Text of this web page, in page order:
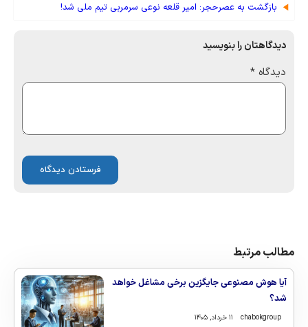
بازگشت به عصرحجر: امیر قلعه نوعی سرمربی تیم ملی شد!
دیدگاهتان را بنویسید
دیدگاه *
مطالب مرتبط
آیا هوش مصنوعی جایگزین برخی مشاغل خواهد
شد؟
chabokgroup ۱۱ خرداد, ۱۴۰۵